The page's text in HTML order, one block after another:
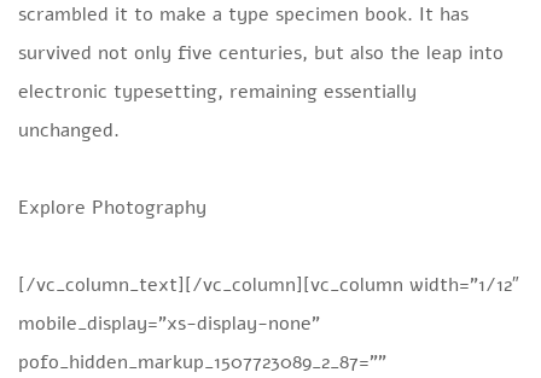
scrambled it to make a type specimen book. It has
survived not only five centuries, but also the leap into
electronic typesetting, remaining essentially
unchanged.
Explore Photography
[/vc_column_text][/vc_column][vc_column width=”1/12″
mobile_display=”xs-display-none”
pofo_hidden_markup_1507723089_2_87=””